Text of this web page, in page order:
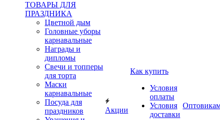
ТОВАРЫ ДЛЯ
ПРАЗДНИКА
Цветной дым
Головные уборы
карнавальные
Награды и
дипломы
Свечи и топперы
для торта
Маски
карнавальные
Посуда для
праздников
Акции
Как купить
Условия
оплаты
Условия
доставки